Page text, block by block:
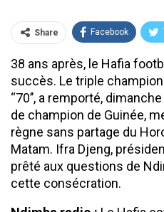
Share Facebook
38 ans après, le Hafia
succès. Le triple
‘‘70’’, a remporté,
de champion de Guinée,
règne sans partage du
Matam. Ifra Djeng,
prêté aux questions de
cette consécration.